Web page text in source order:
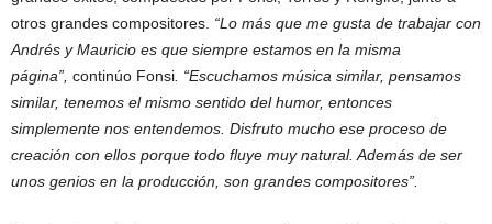
otros grandes compositores. “Lo más que me gusta de trabajar con
Andrés y Mauricio es que siempre estamos en la misma
página”, continúo Fonsi . “Escuchamos música similar, pensamos
similar, tenemos el mismo sentido del humor, entonces
simplemente nos entendemos. Disfruto mucho ese proceso de
creación con ellos porque todo fluye muy natural. Además de ser
unos genios en la producción, son grandes compositores”.